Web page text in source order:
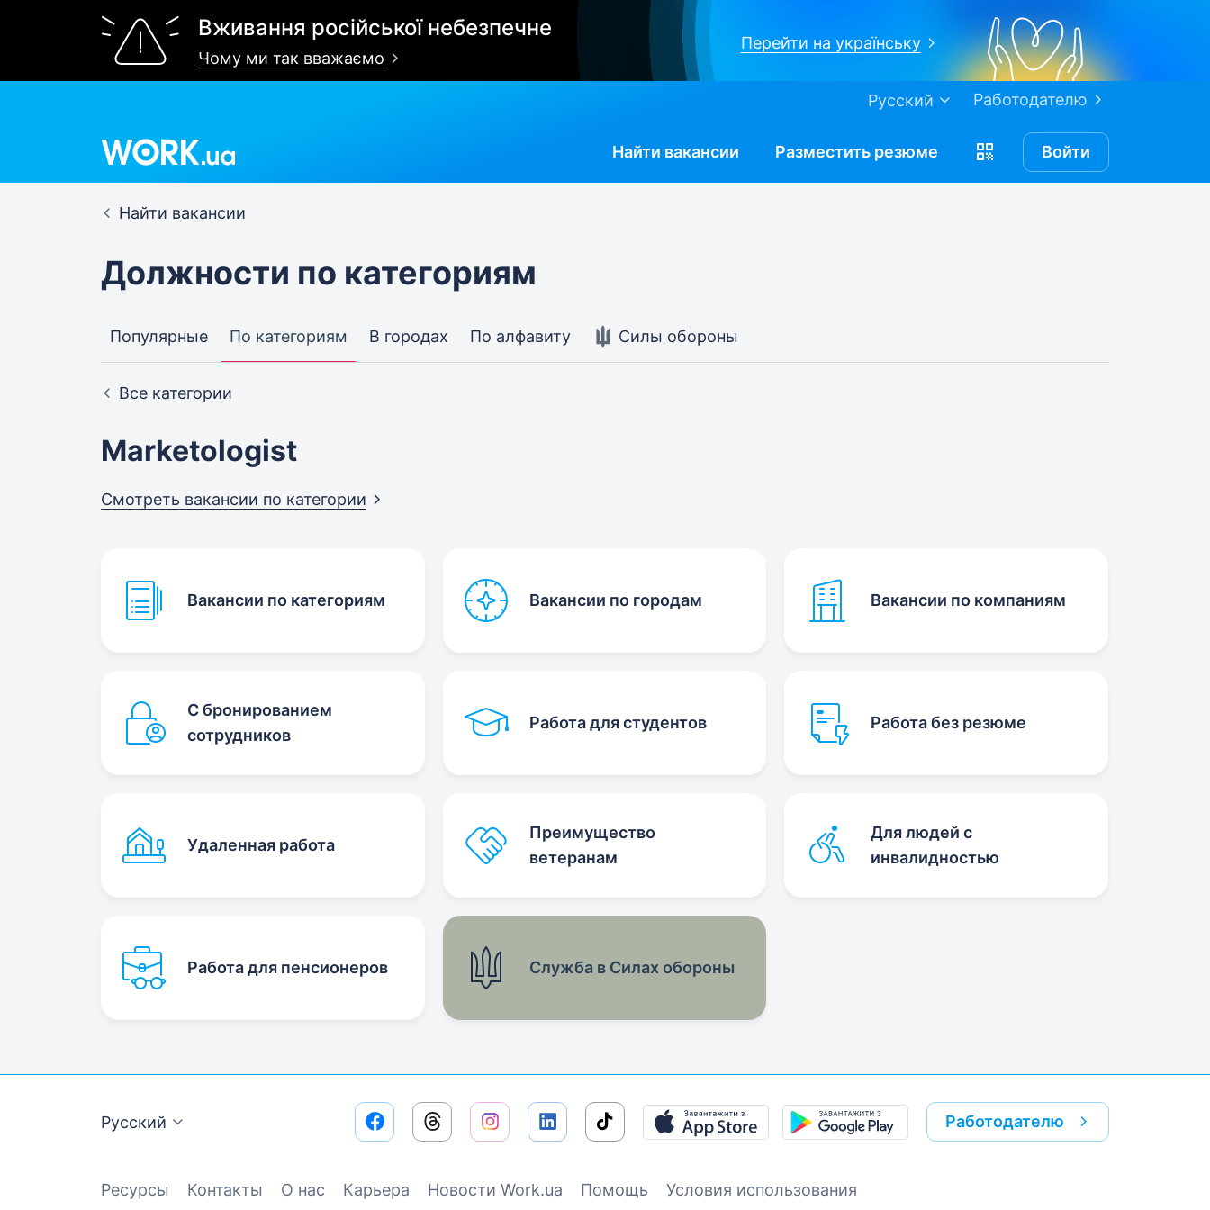
Вживання російської небезпечне
Чому ми так вважаємо
Перейти на українську
Работодателю
Русский
Найти вакансии Разместить резюме Войти
Найти вакансии
Должности по категориям
Популярные По категориям В городах По алфавиту Силы обороны
Все категории
Marketologist
Смотреть вакансии по категории
Вакансии по категориям Вакансии по городам Вакансии по компаниям
С бронированием
сотрудников
Работа для студентов Работа без резюме
Удаленная работа
Преимущество
ветеранам
Для людей с
инвалидностью
Работа для пенсионеров Служба в Силах обороны
Русский Работодателю
Ресурсы Контакты О нас Карьера Новости Work.ua Помощь Условия использования